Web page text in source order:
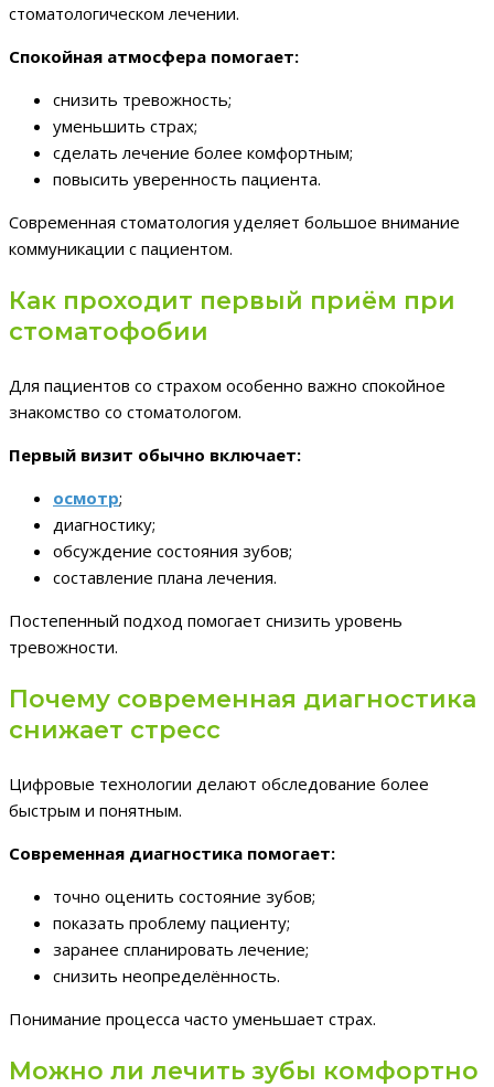
стоматологическом лечении.
Спокойная атмосфера помогает:
снизить тревожность;
уменьшить страх;
сделать лечение более комфортным;
повысить уверенность пациента.
Современная стоматология уделяет большое внимание
коммуникации с пациентом.
Как проходит первый приём при
стоматофобии
Для пациентов со страхом особенно важно спокойное
знакомство со стоматологом.
Первый визит обычно включает:
осмотр;
диагностику;
обсуждение состояния зубов;
составление плана лечения.
Постепенный подход помогает снизить уровень
тревожности.
Почему современная диагностика
снижает стресс
Цифровые технологии делают обследование более
быстрым и понятным.
Современная диагностика помогает:
точно оценить состояние зубов;
показать проблему пациенту;
заранее спланировать лечение;
снизить неопределённость.
Понимание процесса часто уменьшает страх.
Можно ли лечить зубы комфортно